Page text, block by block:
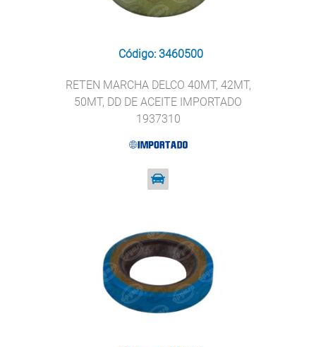
Código: 3460500
RETEN MARCHA DELCO 40MT, 42MT,
50MT, DD DE ACEITE IMPORTADO
1937310